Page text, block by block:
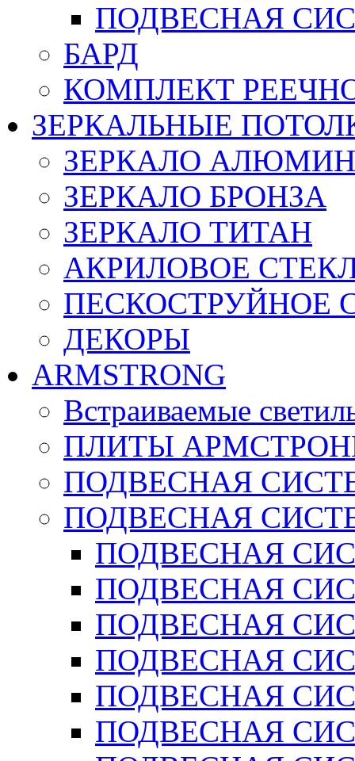
ПОДВЕСНАЯ
БАРД
КОМПЛЕКТ
ЗЕРКАЛЬНЫЕ
ЗЕРКАЛО
ЗЕРКАЛО БРОНЗА
ЗЕРКАЛО ТИТАН
АКРИЛОВОЕ
ПЕСКОСТРУЙНОЕ
ДЕКОРЫ
ARMSTRONG
Встраиваемые
ПЛИТЫ
ПОДВЕСНАЯ
ПОДВЕСНАЯ
ПОДВЕСНАЯ
ПОДВЕСНАЯ
ПОДВЕСНАЯ
ПОДВЕСНАЯ
ПОДВЕСНАЯ
ПОДВЕСНАЯ